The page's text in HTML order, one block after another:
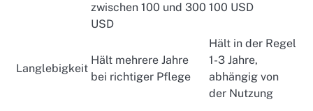
zwischen 100 und 300
USD
100 USD
Langlebigkeit
Hält mehrere Jahre
bei richtiger Pflege
Hält in der Regel
1-3 Jahre,
abhängig von
der Nutzung